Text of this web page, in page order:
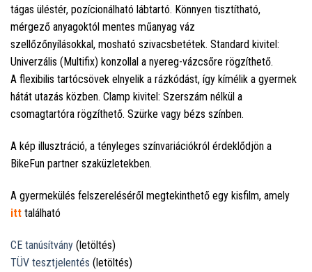
tágas üléstér, pozícionálható lábtartó. Könnyen tisztítható,
mérgező anyagoktól mentes műanyag váz
szellőzőnyílásokkal, mosható szivacsbetétek. Standard kivitel:
Univerzális (Multifix) konzollal a nyereg-vázcsőre rögzíthető.
A flexibilis tartócsövek elnyelik a rázkódást, így kímélik a gyermek
hátát utazás közben. Clamp kivitel: Szerszám nélkül a
csomagtartóra rögzíthető. Szürke vagy bézs színben.
A kép illusztráció, a tényleges színvariációkról érdeklődjön a
BikeFun partner szaküzletekben.
A gyermekülés felszereléséről megtekinthető egy kisfilm, amely
itt található
CE tanúsítvány (letöltés)
TÜV tesztjelentés (letöltés)